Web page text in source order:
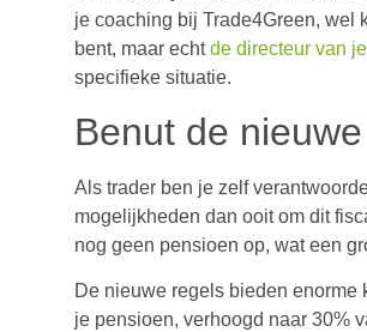
je coaching bij Trade4Green, wel
bent, maar echtde directeur van
specifieke situatie.
Benut de
Als trader ben je zelf
mogelijkheden dan ooit om dit
nog geen pensioen op, wat een
De nieuwe regels bieden
je pensioen, verhoogd naar 30%